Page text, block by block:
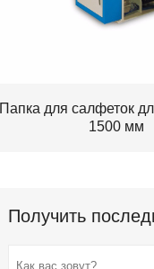
Папка для салфеток
1500 мм
Получить